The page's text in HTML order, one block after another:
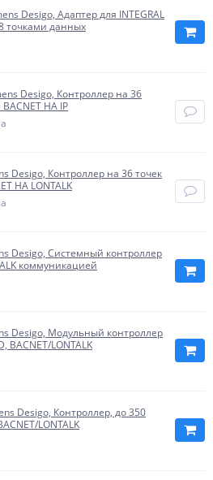
Desigo, Адаптер для INTEGRAL
точками данных
Desigo, Контроллер на 36
НА IP
Desigo, Контроллер на 36 точек
НА LONTALK
Desigo, Системный контроллер
коммуникацией
Desigo, Модульный контроллер
BACNET/LONTALK
Desigo, Контроллер, до 350
LONTALK